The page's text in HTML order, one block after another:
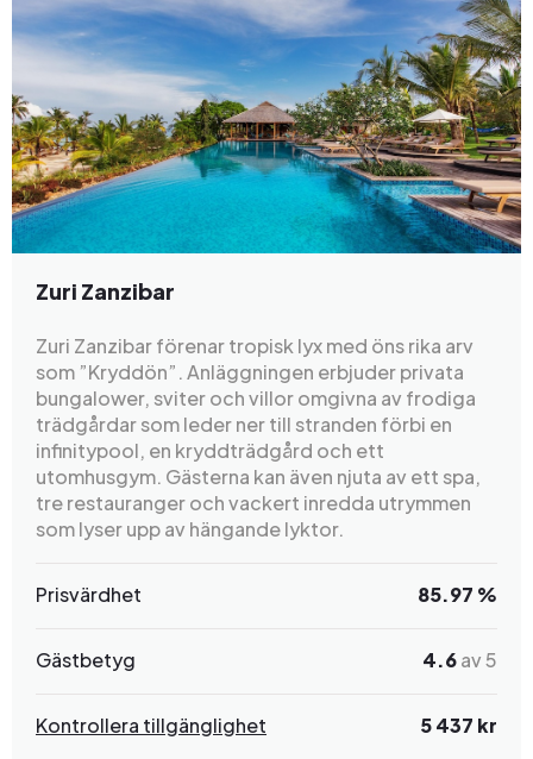
Zuri Zanzibar
Zuri Zanzibar förenar tropisk lyx med öns rika arv
som ”Kryddön”. Anläggningen erbjuder privata
bungalower, sviter och villor omgivna av frodiga
trädgårdar som leder ner till stranden förbi en
infinitypool, en kryddträdgård och ett
utomhusgym. Gästerna kan även njuta av ett spa,
tre restauranger och vackert inredda utrymmen
som lyser upp av hängande lyktor.
Prisvärdhet 85.97 %
Gästbetyg 4.6av 5
Kontrollera tillgänglighet 5 437 kr